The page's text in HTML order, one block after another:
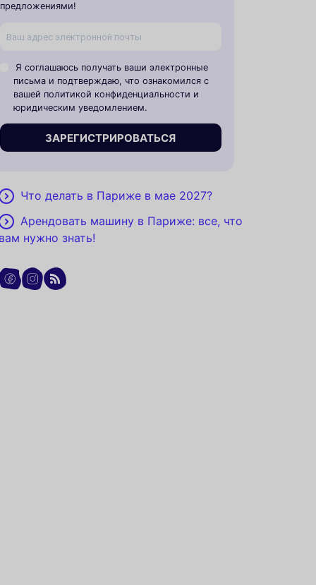
предложениями!
Я соглашаюсь получать ваши электронные
письма и подтверждаю, что ознакомился с
вашей политикой конфиденциальности и
юридическим уведомлением.
ЗАРЕГИСТРИРОВАТЬСЯ
Что делать в Париже в мае 2027?
Арендовать машину в Париже: все, что
вам нужно знать!